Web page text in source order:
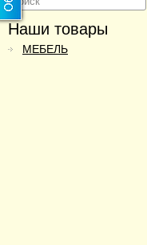
Наши товары
МЕБЕЛЬ